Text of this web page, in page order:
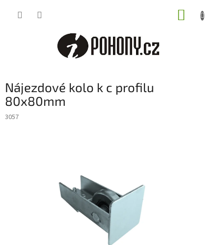
Nájezdové kolo k c profilu
80x80mm
3057